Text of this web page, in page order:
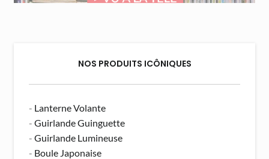
NOS PRODUITS ICÔNIQUES
- Lanterne Volante
-Guirlande Guinguette
-Guirlande Lumineuse
- Boule Japonaise